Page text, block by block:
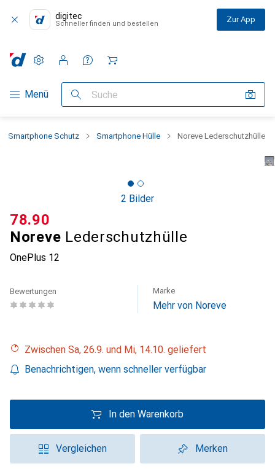
digitec
Schneller finden und bestellen Zur App
Navigation nach Kategorien
Menü Suche
Einstellungen
Kundenkonto
Vergleichslisten
Merklisten
Warenkorb
Smartphone Schutz Smartphone Hülle Noreve Lederschutzhülle
2 Bilder
Noreve Lederschutzhülle
OnePlus 12
CHF
78.90
Bewertungen Marke
Mehr von Noreve
Zwischen Sa, 26.9. und Mi, 14.10. geliefert
Benachrichtigen, wenn schneller verfügbar
In den Warenkorb
Vergleichen Merken